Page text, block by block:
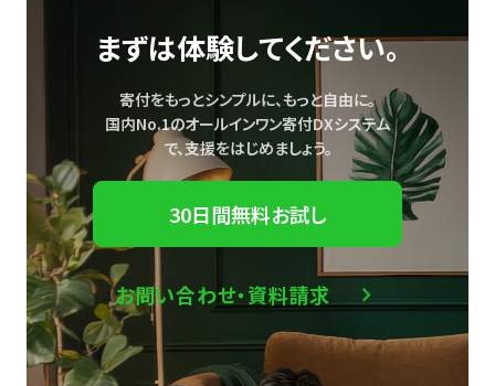
まずは体験してください。
寄付をもっとシンプルに、もっと自由に。
国内No.1のオールインワン寄付DXシステム
で、支援をはじめましょう。
30日間無料お試し
お問い合わせ・資料請求